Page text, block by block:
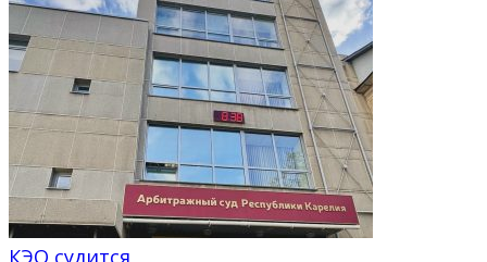
КЭО судится